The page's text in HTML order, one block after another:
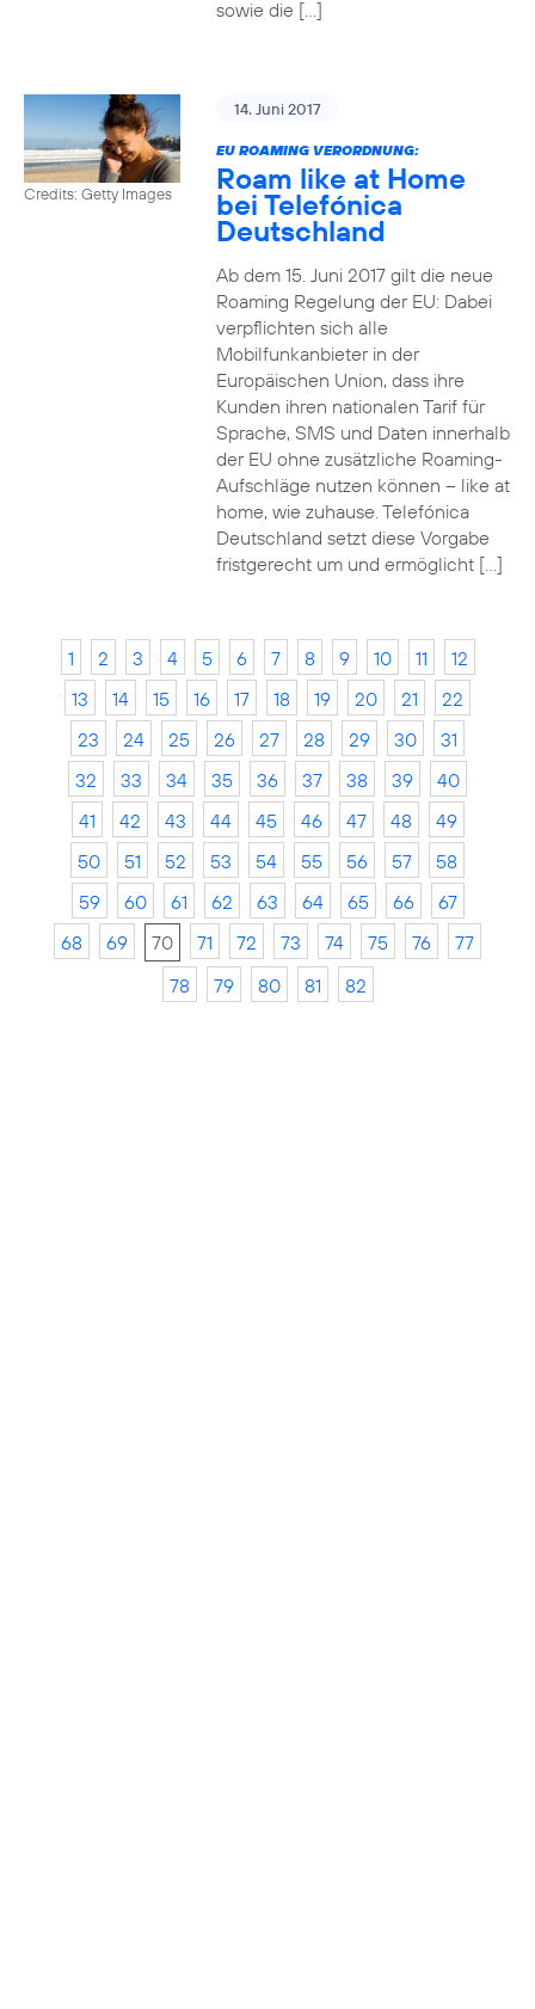
sowie die […]
Credits: Getty Images
14. Juni 2017
EU ROAMING VERORDNUNG:
Roam like at Home
bei Telefónica
Deutschland
Ab dem 15. Juni 2017 gilt die neue
Roaming Regelung der EU: Dabei
verpflichten sich alle
Mobilfunkanbieter in der
Europäischen Union, dass ihre
Kunden ihren nationalen Tarif für
Sprache, SMS und Daten innerhalb
der EU ohne zusätzliche Roaming-
Aufschläge nutzen können – like at
home, wie zuhause. Telefónica
Deutschland setzt diese Vorgabe
fristgerecht um und ermöglicht […]
1 2 3 4 5 6 7 8 9 10 11
12
13
14 15 16 17 18 19 20 21
22
23
24 25 26 27 28 29 30
31
32
33 34 35 36 37 38 39
40
41
42 43 44 45 46 47 48
49
50
51 52 53 54 55 56 57
58
59
60 61 62 63 64 65 66
67
68
69 70 71 72 73 74 75 76
77
78
79 80 81 82